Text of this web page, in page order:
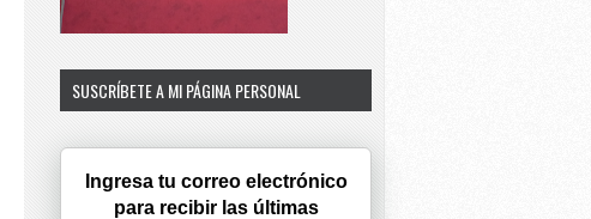
SUSCRÍBETE A MI PÁGINA PERSONAL
Ingresa tu correo electrónico
para recibir las últimas